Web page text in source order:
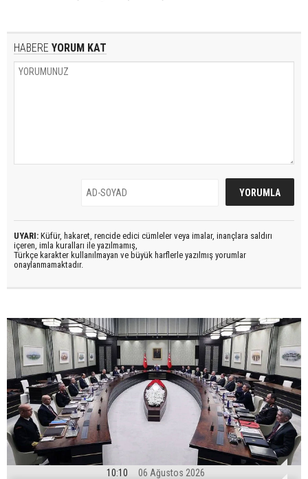
HABERE YORUM KAT
UYARI: Küfür, hakaret, rencide edici cümleler veya imalar, inançlara saldırı
içeren, imla kuralları ile yazılmamış,
Türkçe karakter kullanılmayan ve büyük harflerle yazılmış yorumlar
onaylanmamaktadır.
10:10 06 Ağustos 2026